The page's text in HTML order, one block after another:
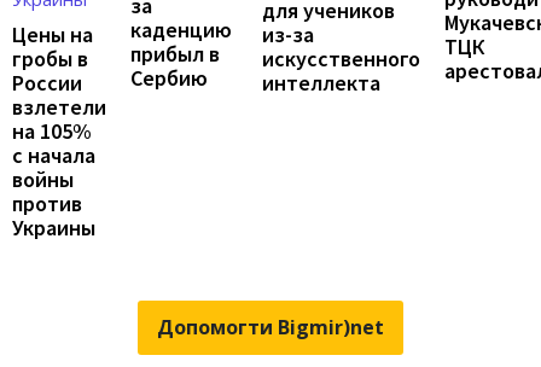
Цены на
гробы в
России
взлетели
на 105%
с начала
войны
против
Украины
каденцию
прибыл в
Сербию
для учеников
из-за
искусственного
интеллекта
ТЦК
Допомогти Bigmir)net